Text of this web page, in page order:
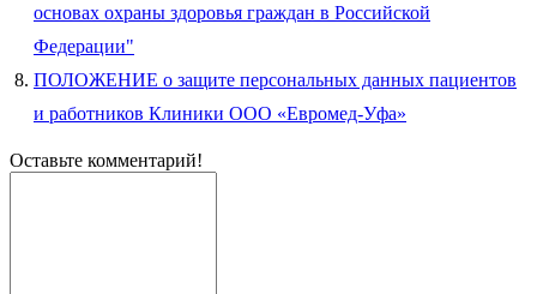
основах охраны здоровья граждан в Российской
Федерации"
ПОЛОЖЕНИЕ о защите персональных данных пациентов
и работников Клиники ООО «Евромед-Уфа»
Оставьте комментарий!